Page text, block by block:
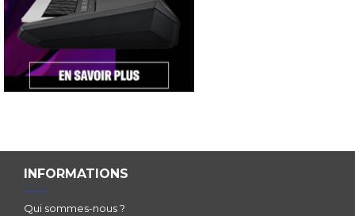
INFORMATIONS
Qui sommes-nous ?